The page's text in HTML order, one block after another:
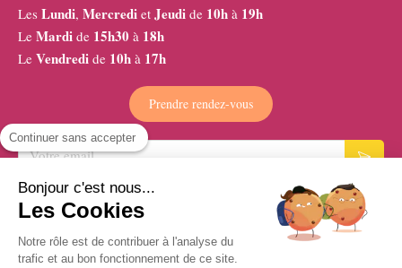
Les Lundi, Mercredi et Jeudi de 10h à 19h
Le Mardi de 15h30 à 18h
Le Vendredi de 10h à 17h
Prendre rendez-vous
Votre email
Mentions légales
Continuer sans accepter
Bonjour c'est nous...
Les Cookies
Notre rôle est de contribuer à l'analyse du
trafic et au bon fonctionnement de ce site.